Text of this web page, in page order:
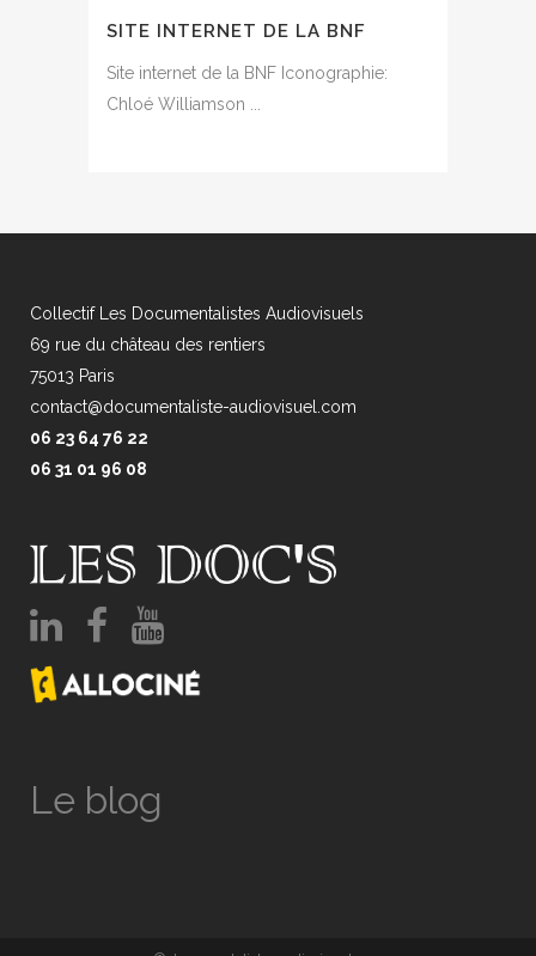
SITE INTERNET DE LA BNF
Site internet de la BNF Iconographie:
Chloé Williamson ...
Collectif Les Documentalistes Audiovisuels
69 rue du château des rentiers
75013 Paris
contact@documentaliste-audiovisuel.com
06 23 64 76 22
06 31 01 96 08
Le blog